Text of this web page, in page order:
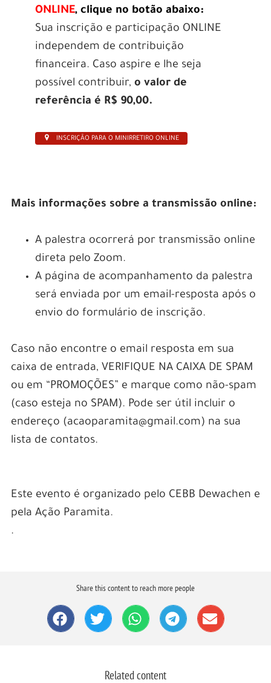
ONLINE, clique no botão abaixo:
Sua inscrição e participação ONLINE
independem de contribuição
financeira. Caso aspire e lhe seja
possível contribuir, o valor de
referência é R$ 90,00.
INSCRIÇÃO PARA O MINIRRETIRO ONLINE
Mais informações sobre a transmissão online:
A palestra ocorrerá por transmissão online
direta pelo Zoom.
A página de acompanhamento da palestra
será enviada por um email-resposta após o
envio do formulário de inscrição.
Caso não encontre o email resposta em sua
caixa de entrada, VERIFIQUE NA CAIXA DE SPAM
ou em “PROMOÇÕES” e marque como não-spam
(caso esteja no SPAM). Pode ser útil incluir o
endereço (acaoparamita@gmail.com) na sua
lista de contatos.
Este evento é organizado pelo CEBB Dewachen e
pela Ação Paramita.
.
Share this content to reach more people
Related content